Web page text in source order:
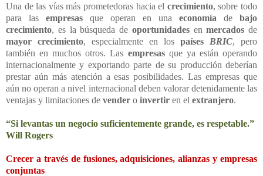
Una de las vías más prometedoras hacia el crecimiento, sobre todo
para las empresas que operan en una economía de bajo
crecimiento, es la búsqueda de oportunidadesenmercados de
mayor crecimiento, especialmente en los países BRIC, pero
también en muchos otros. Las empresasque ya están operando
internacionalmente y exportando parte de su producción deberían
prestar aún más atención a esas posibilidades. Las empresas que
aún no operan a nivel internacional deben valorar detenidamente las
ventajas y limitaciones de vender o invertir en el extranjero.
“Si levantas un negocio suficientemente grande, es respetable.”
Will Rogers
Crecer a través de fusiones, adquisiciones, alianzas y empresas
conjuntas